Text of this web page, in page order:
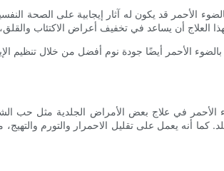
الأحمر قد يكون له آثار إيجابية على الصحة
الأحمر في علاج بعض الأمراض الجلدية مثل حب
كما أنه يعمل على تقليل الاحمرار والتورم والتهيج،